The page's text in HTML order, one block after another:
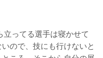
ってる選手は寝かせて
ので、技にも行けないと